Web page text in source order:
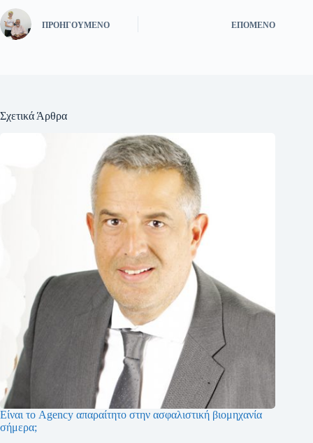
ΠΡΟΗΓΟΎΜΕΝΟ ΕΠΌΜΕΝΟ
Σχετικά Άρθρα
Είναι το Agency απαραίτητο στην ασφαλιστική βιομηχανία
σήμερα;